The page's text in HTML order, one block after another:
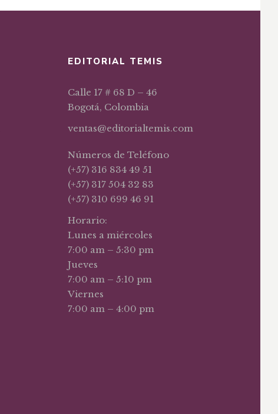
EDITORIAL TEMIS
Calle 17 # 68 D – 46
Bogotá, Colombia
ventas@editorialtemis.com
Números de Teléfono
(+57) 316 834 49 51
(+57) 317 504 32 83
(+57) 310 699 46 91
Horario:
Lunes a miércoles
7:00 am – 5:30 pm
Jueves
7:00 am – 5:10 pm
Viernes
7:00 am – 4:00 pm